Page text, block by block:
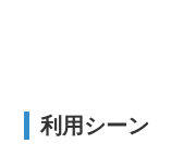
利用シーン